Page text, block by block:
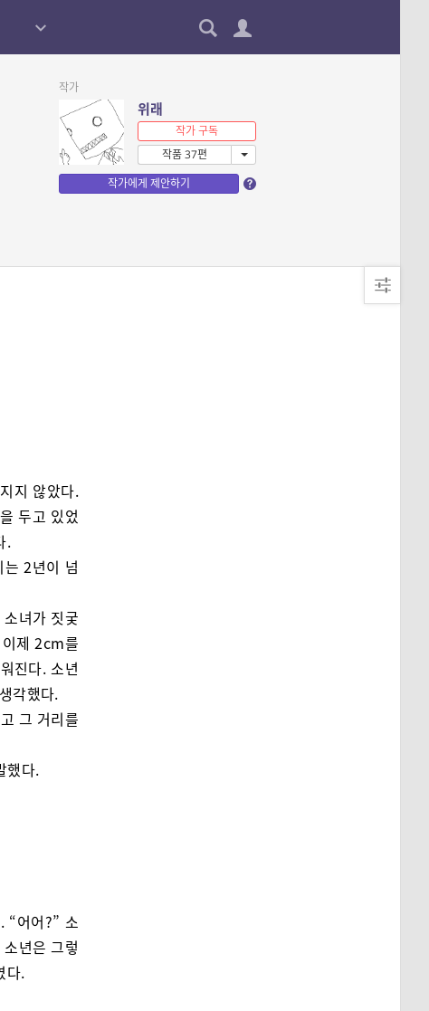
작가
위래
작가 구독
작품 37편
작가에게 제안하기
지 않았다.
두고 있었
.
2년이 넘
녀가 짓궂
제 2cm를
진다. 소년
각했다.
그 거리를
했다.
“어어?” 소
년은 그렇
다.